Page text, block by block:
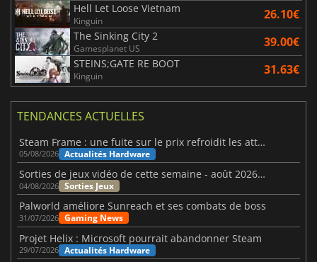
Hell Let Loose Vietnam
Kinguin 26.10€
The Sinking City 2
Gamesplanet US 39.00€
STEINS;GATE RE BOOT
Kinguin 31.63€
TENDANCES ACTUELLES
Steam Frame : une fuite sur le prix refroidit les attentes VR
05/08/2026 Actualités Hardware
Sorties de jeux vidéo de cette semaine - août 2026 (semaine 32)
04/08/2026 Sorties Jeux
Palworld améliore Sunreach et ses combats de boss
31/07/2026 Gaming News
Projet Helix : Microsoft pourrait abandonner Steam
29/07/2026 Actualités Hardware